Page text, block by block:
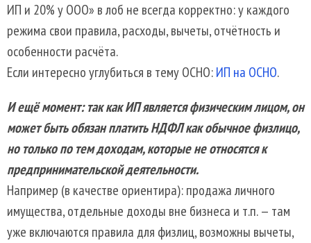
ИП и 20% у ООО» в лоб не всегда корректно: у каждого
режима свои правила, расходы, вычеты, отчётность и
особенности расчёта.
Если интересно углубиться в тему ОСНО:ИП на ОСНО.
И ещё момент: так как ИП является физическим лицом, он
может быть обязан платить НДФЛ как обычное физлицо,
но только по тем доходам, которые не относятся к
предпринимательской деятельности.
Например (в качестве ориентира): продажа личного
имущества, отдельные доходы вне бизнеса и т.п. — там
уже включаются правила для физлиц, возможны вычеты,